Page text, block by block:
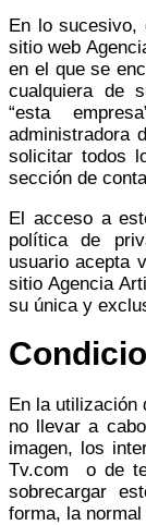
En lo sucesivo,
sitio web
en el que se
cualquiera de
“esta
administradora
solicitar todos
sección de
El acceso a
política de
usuario acepta
sitio Agencia
su única y
En la utilización
no llevar a
imagen, los
Tv.com o de
sobrecargar
forma, la